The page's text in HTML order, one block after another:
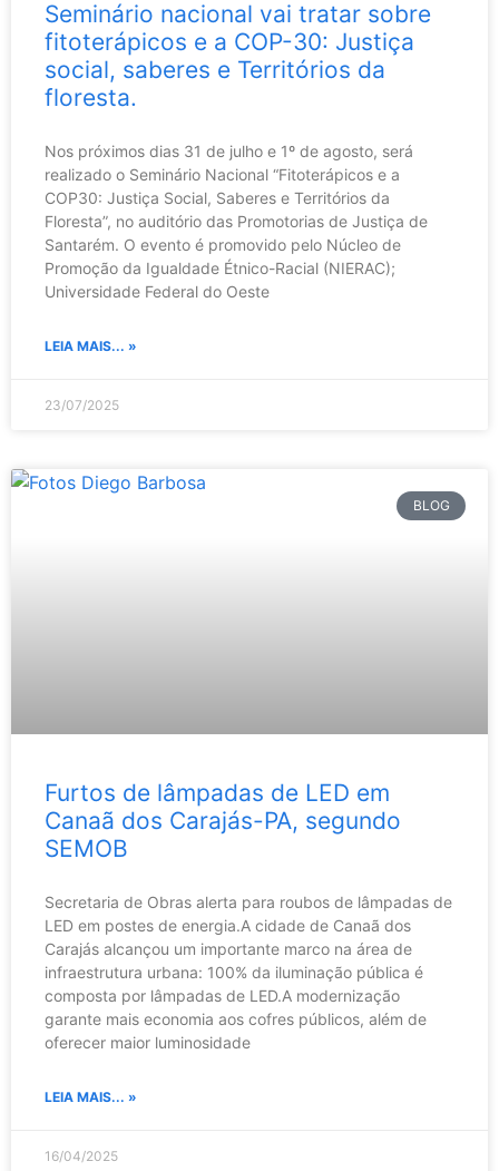
Seminário nacional vai tratar sobre
fitoterápicos e a COP-30: Justiça
social, saberes e Territórios da
floresta.
Nos próximos dias 31 de julho e 1º de agosto, será
realizado o Seminário Nacional “Fitoterápicos e a
COP30: Justiça Social, Saberes e Territórios da
Floresta”, no auditório das Promotorias de Justiça de
Santarém. O evento é promovido pelo Núcleo de
Promoção da Igualdade Étnico-Racial (NIERAC);
Universidade Federal do Oeste
LEIA MAIS... »
23/07/2025
BLOG
Furtos de lâmpadas de LED em
Canaã dos Carajás-PA, segundo
SEMOB
Secretaria de Obras alerta para roubos de lâmpadas de
LED em postes de energia.A cidade de Canaã dos
Carajás alcançou um importante marco na área de
infraestrutura urbana: 100% da iluminação pública é
composta por lâmpadas de LED.A modernização
garante mais economia aos cofres públicos, além de
oferecer maior luminosidade
LEIA MAIS... »
16/04/2025